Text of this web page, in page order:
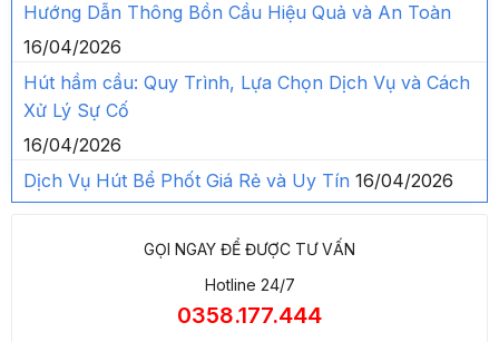
Hướng Dẫn Thông Bồn Cầu Hiệu Quả và An Toàn
16/04/2026
Hút hầm cầu: Quy Trình, Lựa Chọn Dịch Vụ và Cách
Xử Lý Sự Cố
16/04/2026
Dịch Vụ Hút Bể Phốt Giá Rẻ và Uy Tín 16/04/2026
GỌI NGAY ĐỂ ĐƯỢC TƯ VẤN
Hotline 24/7
0358.177.444